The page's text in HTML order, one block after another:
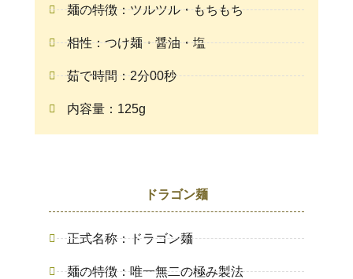
麺の特徴：ツルツル・もちもち
相性：つけ麺・醤油・塩
茹で時間：2分00秒
内容量：125g
ドラゴン麺
正式名称：ドラゴン麺
麺の特徴：唯一無二の極み製法